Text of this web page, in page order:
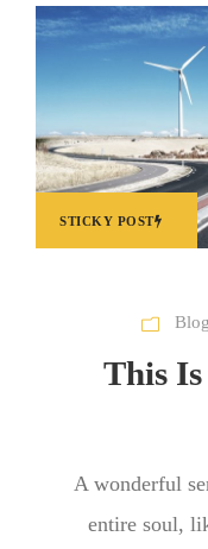
STICKY POST
Blog
This
A wonderful
entire soul,